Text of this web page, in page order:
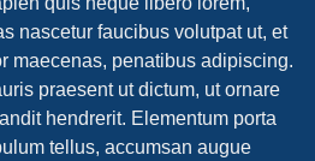
nascetur faucibus volutpat ut, et
maecenas, penatibus adipiscing.
praesent ut dictum, ut ornare
hendrerit. Elementum porta
tellus, accumsan augue